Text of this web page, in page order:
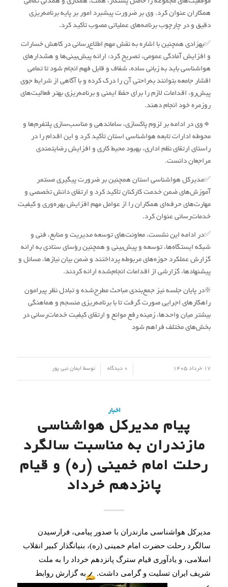
همکاران عنوان کرد. وی بر ضرورت پیشبرد امور بر پایه برنامه‌ریزی
دقیق و در چارچوب برنامه‌های عملیاتی مصوب تأکید کرد.
✅بهزادی همچنین با اشاره به نقش مهم اطلاع‌رسانی در کاهش خسارات
و افزایش آمادگی عمومی، تصریح کرد: ارائه پیش‌بینی‌ها و هشدارهای
هواشناسی باید به زبانی ساده، شفاف و قابل فهم انجام شود تا تمامی
اقشار جامعه بتوانند به‌راحتی آن را درک کرده و با آگاهی از شرایط جوی
پیشِ‌رو، اقدامات لازم را برای حفظ ایمنی و برنامه‌ریزی بهتر فعالیت‌های
روزمره خود انجام دهند.
🔹وی در ادامه بر لزوم پاکسازی، ساماندهی و مناسب‌سازی پلتفرم‌ها و
محوطه ادارات تابعه هواشناسی استان تأکید کرد و این اقدام را در
راستای ارتقای نظم اداری، بهبود محیط کاری و افزایش رضایتمندی
مراجعان دانست.
✅مدیرکل هواشناسی استان همچنین بر ضرورت پیگیری مستمر
آموزش‌های ضمن خدمت کارکنان تأکید کرد و ارتقای دانش تخصصی و
مهارت‌های حرفه‌ای همکاران را از عوامل مهم افزایش بهره‌وری و کیفیت
خدمات‌رسانی عنوان کرد.
✅در ادامه این نشست، معاونت‌های توسعه مدیریت و منابع، فنی و
شبکه ایستگاه‌ها، توسعه و پیش‌بینی و همچنین رؤسای ستادی به ارائه
گزارش عملکرد حوزه‌های مربوطه پرداختند و ضمن بیان نیازها، مسائل و
پیشنهادها، گزارشی از اقدامات انجام‌شده ارائه کردند.
❇️در پایان جلسه نیز جمع‌بندی مباحث مطرح‌شده و تبادل نظر پیرامون
راهکارهای اجرایی صورت گرفت تا با برنامه‌ریزی منسجم و هماهنگی
بیشتر میان واحدها، زمینه رفع موانع و ارتقای کیفیت خدمات‌رسانی در
بخش‌های مختلف فراهم شود
17 خرداد 1405 0 دیدگاه توسط ایمان نبی پور
اخبار
پیام مدیرکل هواشناسی
مازندران به مناسبت سالگرد
رحلت امام خمینی (ره) و قیام
پانزدهم خرداد
شریف ایران تسلیت و گرامی داشت.